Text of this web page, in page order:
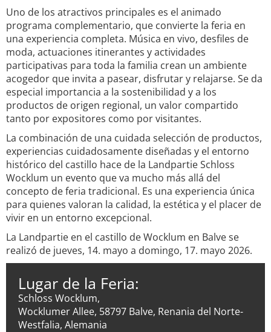
Uno de los atractivos principales es el animado
programa complementario, que convierte la feria en
una experiencia completa. Música en vivo, desfiles de
moda, actuaciones itinerantes y actividades
participativas para toda la familia crean un ambiente
acogedor que invita a pasear, disfrutar y relajarse. Se da
especial importancia a la sostenibilidad y a los
productos de origen regional, un valor compartido
tanto por expositores como por visitantes.
La combinación de una cuidada selección de productos,
experiencias cuidadosamente diseñadas y el entorno
histórico del castillo hace de la Landpartie Schloss
Wocklum un evento que va mucho más allá del
concepto de feria tradicional. Es una experiencia única
para quienes valoran la calidad, la estética y el placer de
vivir en un entorno excepcional.
La Landpartie en el castillo de Wocklum en Balve se
realizó de jueves, 14. mayo a domingo, 17. mayo 2026.
Lugar de la Feria:
Schloss Wocklum,
Wocklumer Allee, 58797 Balve, Renania del Norte-
Westfalia, Alemania